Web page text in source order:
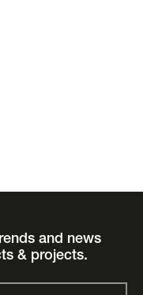
and news
& projects.